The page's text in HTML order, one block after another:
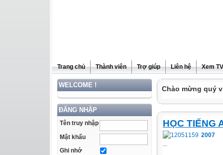
Trang chủ Thành viên Trợ giúp Liên hệ Xem TV
WELCOME !
ĐĂNG NHẬP
Tên truy nhập
Mật khẩu
Ghi nhớ
Chào mừng quý
HỌC TIẾNG
2007
...